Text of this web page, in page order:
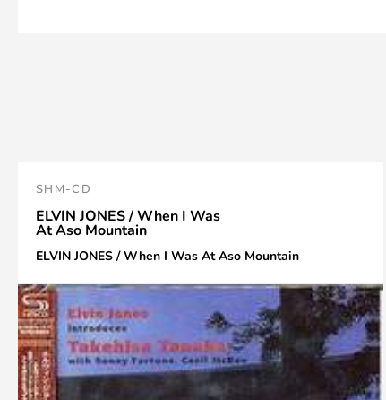
SHM-CD
ELVIN JONES / When I Was
At Aso Mountain
ELVIN JONES / When I Was At Aso Mountain